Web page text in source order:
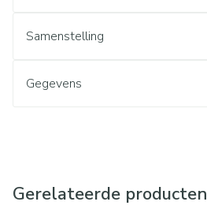
Samenstelling
Gegevens
Gerelateerde producten